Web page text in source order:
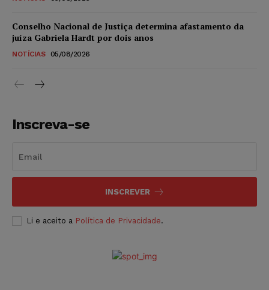
Conselho Nacional de Justiça determina afastamento da
juíza Gabriela Hardt por dois anos
NOTÍCIAS 05/08/2026
Inscreva-se
INSCREVER
Li e aceito a Política de Privacidade.